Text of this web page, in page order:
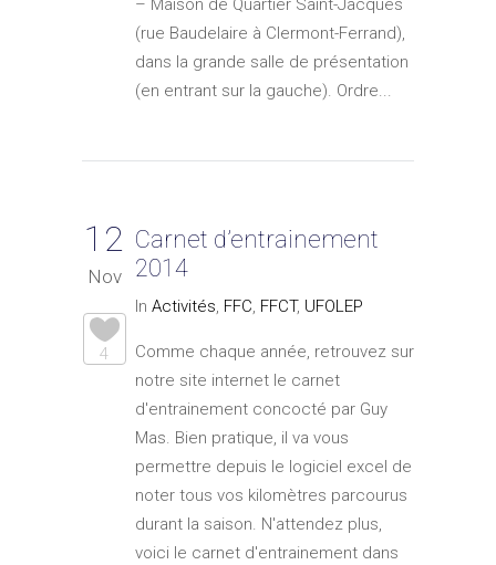
– Maison de Quartier Saint-Jacques
(rue Baudelaire à Clermont-Ferrand),
dans la grande salle de présentation
(en entrant sur la gauche). Ordre...
12
Nov
4
Carnet d’entrainement
2014
In Activités, FFC, FFCT, UFOLEP
Comme chaque année, retrouvez sur
notre site internet le carnet
d'entrainement concocté par Guy
Mas. Bien pratique, il va vous
permettre depuis le logiciel excel de
noter tous vos kilomètres parcourus
durant la saison. N'attendez plus,
voici le carnet d'entrainement dans